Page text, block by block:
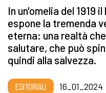
In un'omelia del 1919
espone la tremenda
eterna: una realtà
salutare, che può
quindi alla salvezza.
EDITORIALI 16_01_2024